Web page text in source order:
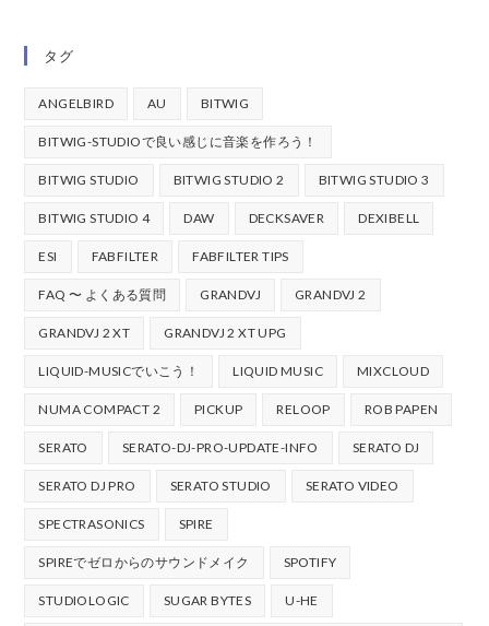
タグ
ANGELBIRD AU BITWIG
BITWIG-STUDIOで良い感じに音楽を作ろう！
BITWIG STUDIO BITWIG STUDIO 2 BITWIG STUDIO 3
BITWIG STUDIO 4 DAW DECKSAVER DEXIBELL
ESI FABFILTER FABFILTER TIPS
FAQ 〜 よくある質問 GRANDVJ GRANDVJ 2
GRANDVJ 2 XT GRANDVJ 2 XT UPG
LIQUID-MUSICでいこう！ LIQUID MUSIC MIXCLOUD
NUMA COMPACT 2 PICKUP RELOOP ROB PAPEN
SERATO SERATO-DJ-PRO-UPDATE-INFO SERATO DJ
SERATO DJ PRO SERATO STUDIO SERATO VIDEO
SPECTRASONICS SPIRE
SPIREでゼロからのサウンドメイク SPOTIFY
STUDIOLOGIC SUGAR BYTES U-HE